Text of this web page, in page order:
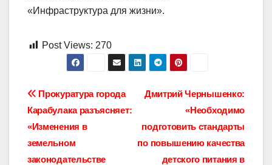
«Инфраструктура для жизни».
Post Views: 270
Навигация
по
записям
Дмитрий Чернышенко:
«Необходимо
подготовить стандарты
по повышению качества
детского питания в
Прокуратура города
Карабулака разъясняет:
«Изменения в
земельном
законодательстве